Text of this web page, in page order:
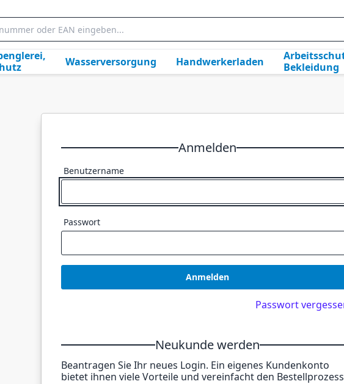
Wasserversorgung Handwerkerladen
Bekleidung
Anmelden
Benutzername
Passwort
Anmelden
Passwort
Neukunde werden
Beantragen Sie Ihr neues Login. Ein eigenes Kundenkonto
bietet ihnen viele Vorteile und vereinfacht den